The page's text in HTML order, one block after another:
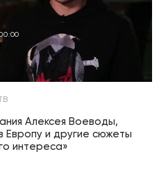
Алексея Воеводы,
и другие сюжеты
интереса»